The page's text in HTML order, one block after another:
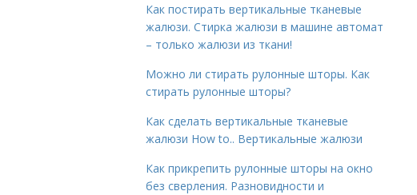
Как постирать вертикальные тканевые
жалюзи. Стирка жалюзи в машине автомат
– только жалюзи из ткани!
Можно ли стирать рулонные шторы. Как
стирать рулонные шторы?
Как сделать вертикальные тканевые
жалюзи How to.. Вертикальные жалюзи
Как прикрепить рулонные шторы на окно
без сверления. Разновидности и